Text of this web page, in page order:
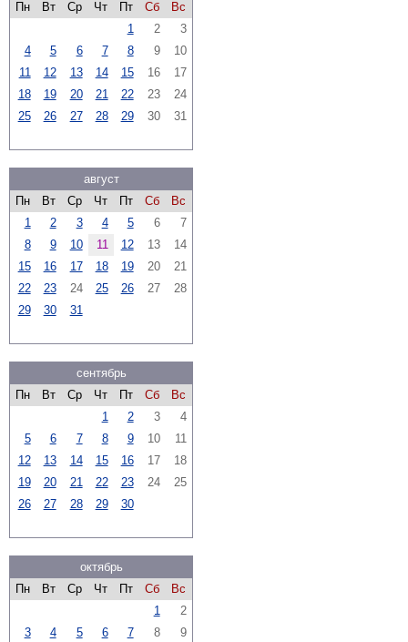
Пн
Вт Ср Чт Пт Сб
Вс
1
2
3
4
5 6 7 8 9
10
11
12 13 14 15 16
17
18
19 20 21 22 23
24
25
26 27 28 29 30 31
август
Пн
Вт Ср Чт Пт Сб
Вс
1
2 3 4 5 6
7
8
9 10 11 12 13
14
15
16 17 18 19 20
21
22
23 24 25 26 27
28
29
30 31
сентябрь
Пн
Вт Ср Чт Пт Сб
Вс
1
2 3
4
5
6 7 8 9 10
11
12
13 14 15 16 17
18
19
20 21 22 23 24
25
26
27 28 29 30
октябрь
Пн
Вт Ср Чт Пт Сб
Вс
1
2
3
4 5 6 7 8
9